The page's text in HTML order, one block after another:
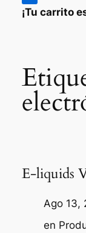
¡Tu carrito
E-liquids
Ago 13,
en